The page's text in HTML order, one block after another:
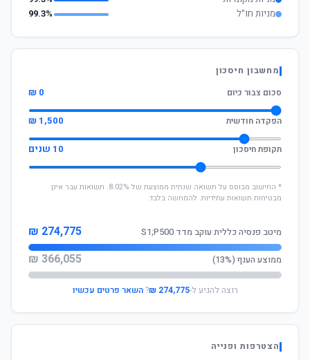
מניות חו"ל
99.3%
מחשבון חיסכון
סכום צבור כיום
0 ₪
הפקדה חודשית 1,500 ₪
תקופת חיסכון 10 שנים
* החישוב מבוסס על תשואה שנתית ממוצעת של 8.02%. תשואות עבר אינן
מבטיחות תשואות עתידיות. להמחשה בלבד.
מיטב פנסיה כללית עוקב מדד S1;P500 274,775 ₪
ממוצע הענף (13%) 366,055 ₪
רוצה להגיע ל-274,775 ₪
?השאר פרטים עכשיו
הצטרפות ופנייה